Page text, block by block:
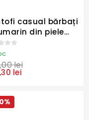
casual bărbați
din piele
FLGPCT-3
lei
lei